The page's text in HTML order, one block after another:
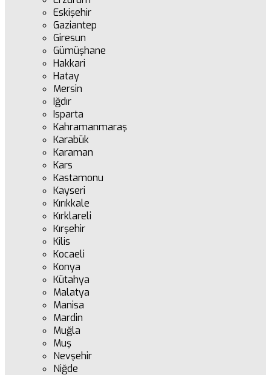
Eskişehir
Gaziantep
Giresun
Gümüşhane
Hakkari
Hatay
Mersin
Iğdır
Isparta
Kahramanmaraş
Karabük
Karaman
Kars
Kastamonu
Kayseri
Kırıkkale
Kırklareli
Kırşehir
Kilis
Kocaeli
Konya
Kütahya
Malatya
Manisa
Mardin
Muğla
Muş
Nevşehir
Niğde